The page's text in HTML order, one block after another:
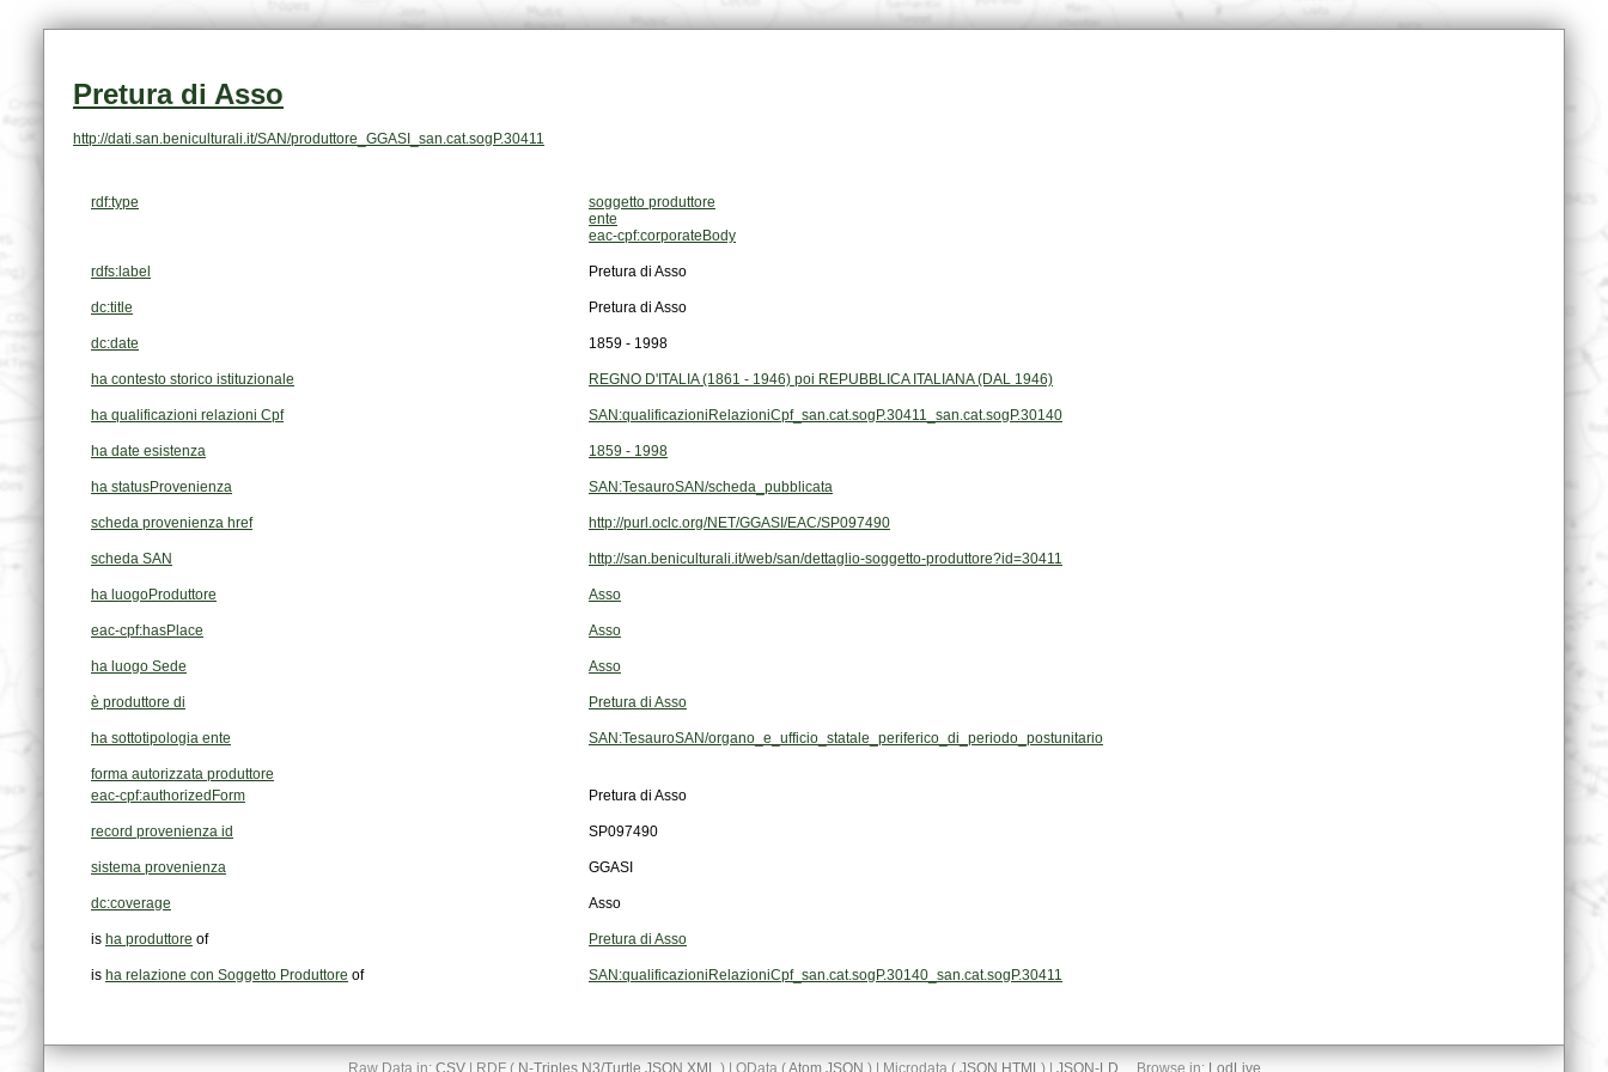
Pretura di Asso
http://dati.san.beniculturali.it/SAN/produttore_GGASI_san.cat.sogP.30411
rdf:type
soggetto produttore
ente
eac-cpf:corporateBody
rdfs:label Pretura di Asso
dc:title Pretura di Asso
dc:date 1859 - 1998
ha contesto storico istituzionale REGNO D'ITALIA (1861 - 1946) poi REPUBBLICA ITALIANA (DAL 1946)
ha qualificazioni relazioni Cpf SAN:qualificazioniRelazioniCpf_san.cat.sogP.30411_san.cat.sogP.30140
ha date esistenza 1859 - 1998
ha statusProvenienza SAN:TesauroSAN/scheda_pubblicata
scheda provenienza href http://purl.oclc.org/NET/GGASI/EAC/SP097490
scheda SAN http://san.beniculturali.it/web/san/dettaglio-soggetto-produttore?id=30411
ha luogoProduttore Asso
eac-cpf:hasPlace Asso
ha luogo Sede Asso
è produttore di Pretura di Asso
ha sottotipologia ente SAN:TesauroSAN/organo_e_ufficio_statale_periferico_di_periodo_postunitario
forma autorizzata produttore
eac-cpf:authorizedForm
Pretura di Asso
record provenienza id SP097490
sistema provenienza GGASI
dc:coverage Asso
is ha produttore of Pretura di Asso
is ha relazione con Soggetto Produttore of SAN:qualificazioniRelazioniCpf_san.cat.sogP.30140_san.cat.sogP.30411
Raw Data in: CSV| RDF ( N-Triples N3/Turtle JSON XML ) | OData (Atom JSON ) | Microdata ( JSON HTML ) | JSON-LD Browse in: LodLive